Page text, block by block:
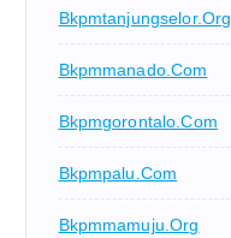
Bkpmtanjungselor.org
Bkpmmanado.com
Bkpmgorontalo.com
Bkpmpalu.com
Bkpmmamuju.org